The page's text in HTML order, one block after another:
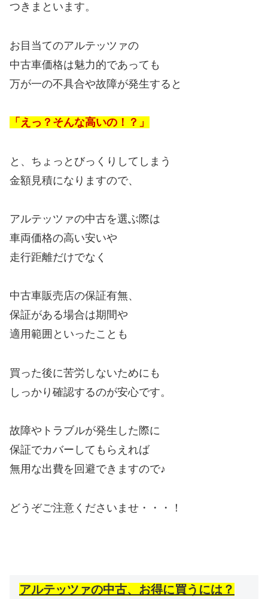
つきまといます。
お目当てのアルテッツァの
中古車価格は魅力的であっても
万が一の不具合や故障が発生すると
「えっ？そんな高いの！？」
と、ちょっとびっくりしてしまう
金額見積になりますので、
アルテッツァの中古を選ぶ際は
車両価格の高い安いや
走行距離だけでなく
中古車販売店の保証有無、
保証がある場合は期間や
適用範囲といったことも
買った後に苦労しないためにも
しっかり確認するのが安心です。
故障やトラブルが発生した際に
保証でカバーしてもらえれば
無用な出費を回避できますので♪
どうぞご注意くださいませ・・・！
アルテッツァの中古、お得に買うには？